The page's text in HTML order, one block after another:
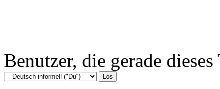
Benutzer, die gerade